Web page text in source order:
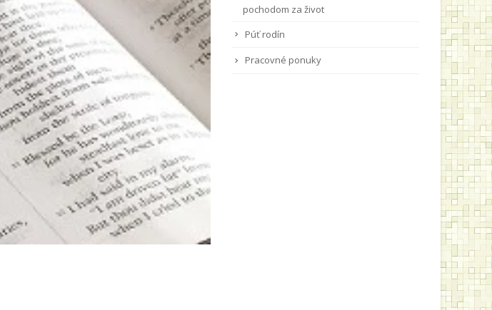
pochodom za život
Púť rodín
Pracovné ponuky